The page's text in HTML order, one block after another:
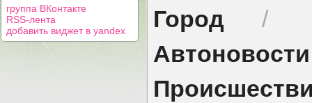
группа ВКонтакте
RSS-лента
добавить виджет в yandex
Город /
Автоновости